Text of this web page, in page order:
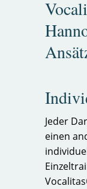
Jeder
einen